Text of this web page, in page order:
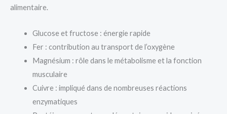
alimentaire.
Glucose et fructose : énergie rapide
Fer : contribution au transport de l’oxygène
Magnésium : rôle dans le métabolisme et la fonction
musculaire
Cuivre : impliqué dans de nombreuses réactions
enzymatiques